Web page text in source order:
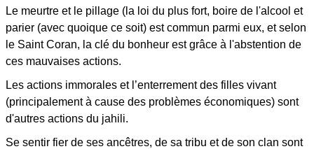
Le meurtre et le pillage (la loi du plus fort, boire de l'alcool et
parier (avec quoique ce soit) est commun parmi eux, et selon
le Saint Coran, la clé du bonheur est grâce à l'abstention de
ces mauvaises actions.
Les actions immorales et l’enterrement des filles vivant
(principalement à cause des problèmes économiques) sont
d'autres actions du jahili.
Se sentir fier de ses ancêtres, de sa tribu et de son clan sont